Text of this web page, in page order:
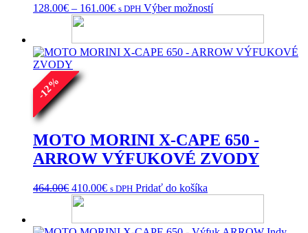
128.00€ – 161.00€Price
through
161.00€
s DPH Výber možnostíTento
viacero
variantov.
stránke
produktu.
-
12
%
MOTO MORINI X-CAPE 650 -
ARROW VÝFUKOVÉ ZVODY
464.00€ Pôvodná
cena
464.00€.
410.00€Aktuálna
410.00€.
s DPH Pridať do košíka